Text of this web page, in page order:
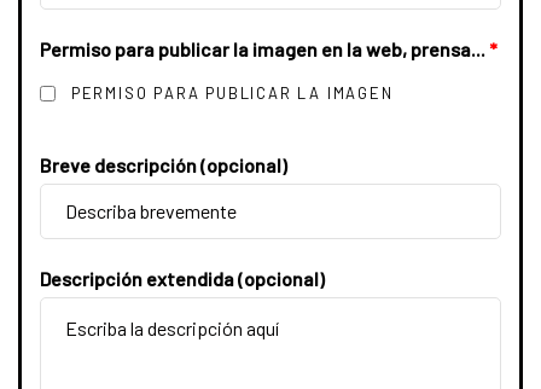
Permiso para publicar la imagen en la web, prensa... *
PERMISO PARA PUBLICAR LA IMAGEN
Breve descripción (opcional)
Descripción extendida (opcional)